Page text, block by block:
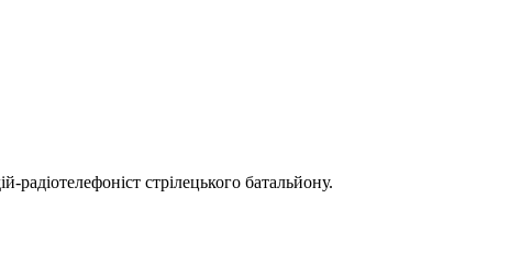
стрілецького батальйону.